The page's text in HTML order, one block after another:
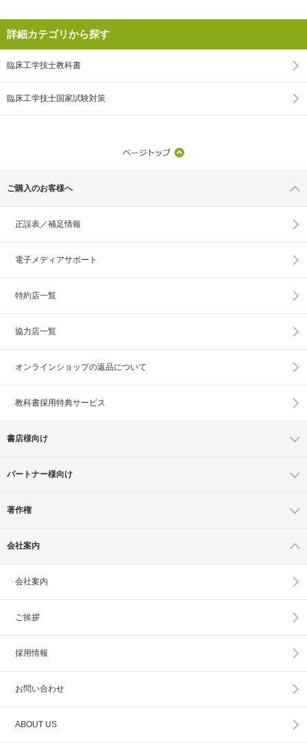
詳細カテゴリから探す
臨床工学技士教科書
臨床工学技士国家試験対策
ご購入のお客様へ
正誤表／補足情報
電子メディアサポート
特約店一覧
協力店一覧
オンラインショップの返品について
教科書採用特典サービス
書店様向け
パートナー様向け
著作権
会社案内
会社案内
ご挨拶
採用情報
お問い合わせ
ABOUT US